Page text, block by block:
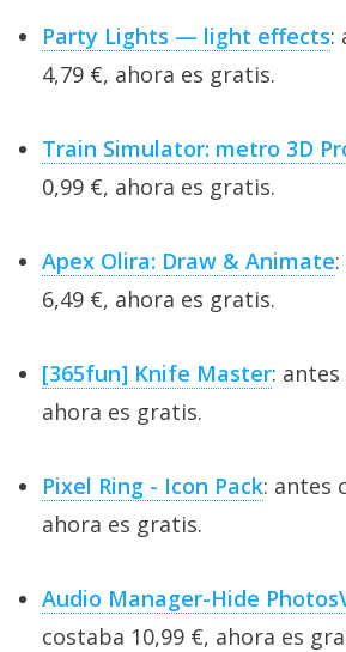
Party Lights — light effects:
4,79 €, ahora es gratis.
Train Simulator: metro 3D
0,99 €, ahora es gratis.
Apex Olira: Draw & Animate
6,49 €, ahora es gratis.
[365fun] Knife Master:
ahora es gratis.
Pixel Ring - Icon Pack: antes
ahora es gratis.
Audio Manager-Hide
costaba 10,99 €, ahora es